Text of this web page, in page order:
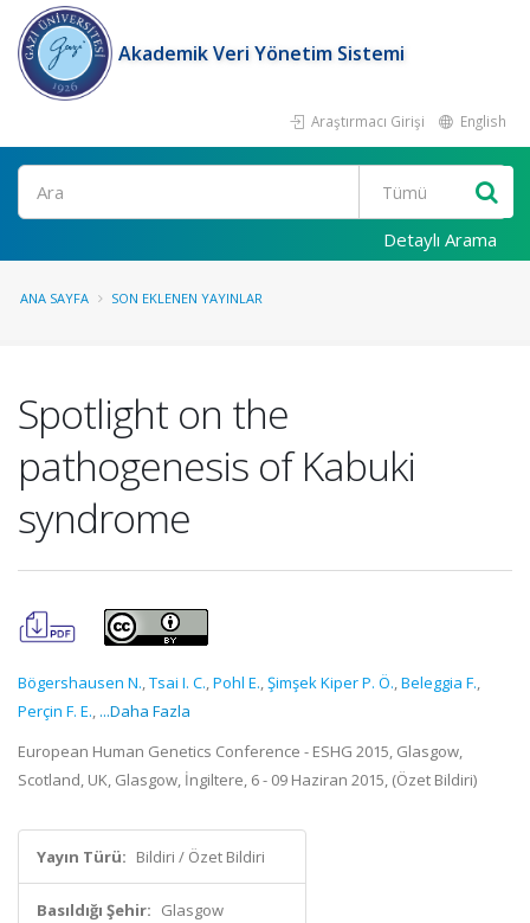
Akademik Veri Yönetim Sistemi
Araştırmacı Girişi English
Ara
Detaylı Arama
ANA SAYFA SON EKLENEN YAYINLAR
Spotlight on the
pathogenesis of Kabuki
syndrome
Bögershausen N.,Tsai I. C.,Pohl E.,Şimşek Kiper P. Ö.,Beleggia F.,
Perçin F. E., ...Daha Fazla
European Human Genetics Conference - ESHG 2015, Glasgow,
Scotland, UK, Glasgow, İngiltere, 6 - 09 Haziran 2015, (Özet Bildiri)
Yayın Türü: Bildiri / Özet Bildiri
Basıldığı Şehir: Glasgow